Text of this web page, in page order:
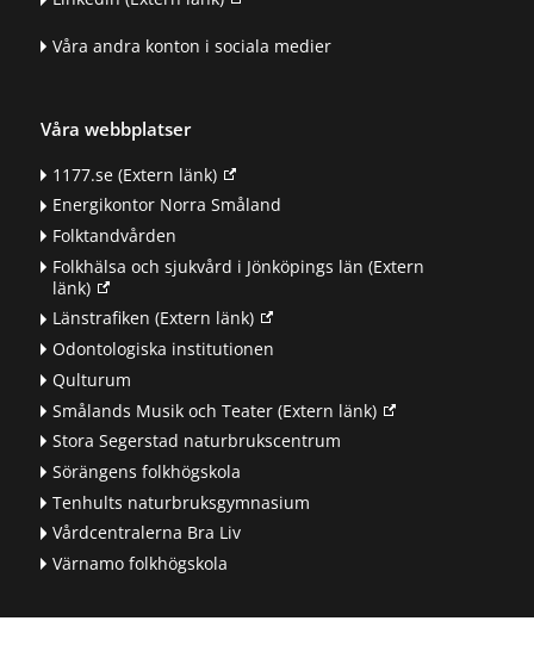
Våra andra konton i sociala medier
Våra webbplatser
1177.se(Extern länk)
Energikontor Norra Småland
Folktandvården
Folkhälsa och sjukvård i Jönköpings län (Extern
länk)
Länstrafiken (Extern länk)
Odontologiska institutionen
Qulturum
Smålands Musik och Teater(Extern länk)
Stora Segerstad naturbrukscentrum
Sörängens folkhögskola
Tenhults naturbruksgymnasium
Vårdcentralerna Bra Liv
Värnamo folkhögskola